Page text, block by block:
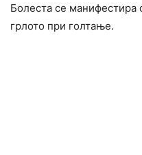
Болеста се манифестира
грлото при голтање.